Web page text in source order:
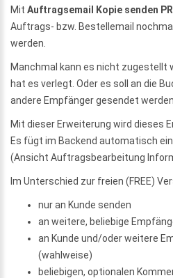
Mit Auftragsemail Kopie senden
Auftrags- bzw. Bestellemail
werden.
Manchmal kann es nicht zugestellt
hat es verlegt. Oder es soll an die
andere Empfänger gesendet werden.
Mit dieser Erweiterung wird dieses
Es fügt im Backend automatisch
(Ansicht Auftragsbearbeitung
Im Unterschied zur freien (FREE)
nur an Kunde senden
an weitere, beliebige
an Kunde und/oder weitere
(wahlweise)
beliebigen, optionalen